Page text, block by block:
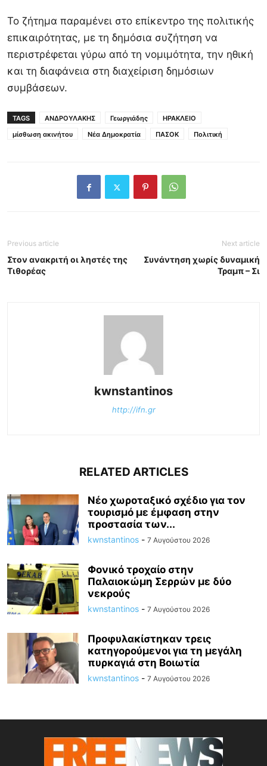
Το ζήτημα παραμένει στο επίκεντρο της πολιτικής
επικαιρότητας, με τη δημόσια συζήτηση να
περιστρέφεται γύρω από τη νομιμότητα, την ηθική
και τη διαφάνεια στη διαχείριση δημόσιων
συμβάσεων.
TAGS ΑΝΔΡΟΥΛΑΚΗΣ Γεωργιάδης
ΗΡΑΚΛΕΙΟ
μίσθωση ακινήτου
Νέα Δημοκρατία ΠΑΣΟΚ Πολιτική
Previous article
Στον ανακριτή οι ληστές της
Τιθορέας
Next article
Συνάντηση χωρίς δυναμική
Τραμπ – Σι
kwnstantinos
http://ifn.gr
RELATED ARTICLES
Νέο χωροταξικό σχέδιο για τον
τουρισμό με έμφαση στην
προστασία των...
kwnstantinos - 7 Αυγούστου 2026
Φονικό τροχαίο στην
Παλαιοκώμη Σερρών με δύο
νεκρούς
kwnstantinos - 7 Αυγούστου 2026
Προφυλακίστηκαν τρεις
κατηγορούμενοι για τη μεγάλη
πυρκαγιά στη Βοιωτία
kwnstantinos - 7 Αυγούστου 2026